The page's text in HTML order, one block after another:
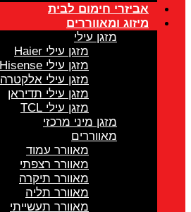
אביזרי חימום לבית
מיזוג ומאווררים
מזגן עילי
מזגן עילי Haier
מזגן עילי Hisense
מזגן עילי אלקטרה
מזגן עילי תדיראן
מזגן עילי TCL
מזגן מיני מרכזי
מאווררים
מאוורר עמוד
מאוורר רצפתי
מאוורר תיקרה
מאוורר תליה
מאוורר תעשייתי